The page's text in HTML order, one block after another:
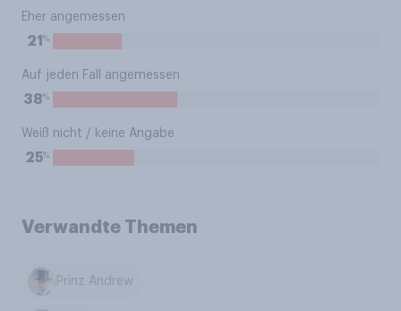
Eher angemessen
21 %
Auf jeden Fall angemessen
38%
Weiß nicht / keine Angabe
25%
Verwandte Themen
Prinz Andrew